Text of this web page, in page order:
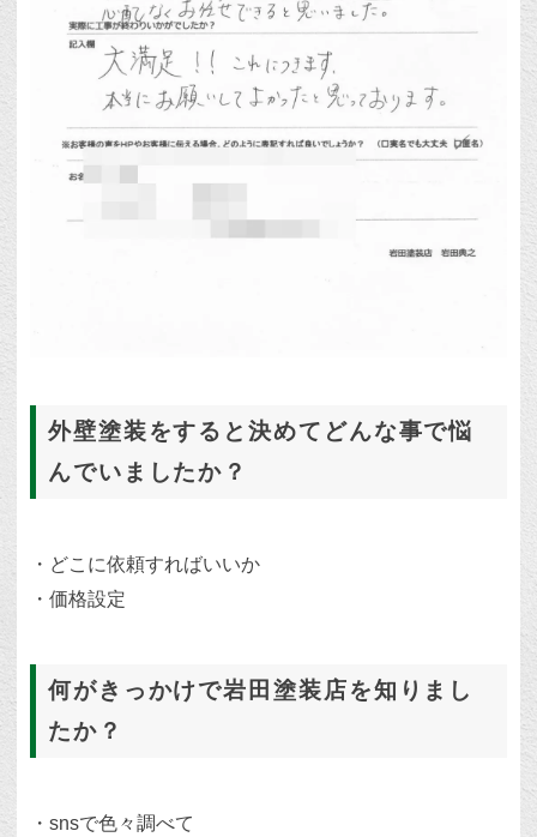
外壁塗装をすると決めてどんな事で悩
んでいましたか？
・どこに依頼すればいいか
・価格設定
何がきっかけで岩田塗装店を知りまし
たか？
・snsで色々調べて